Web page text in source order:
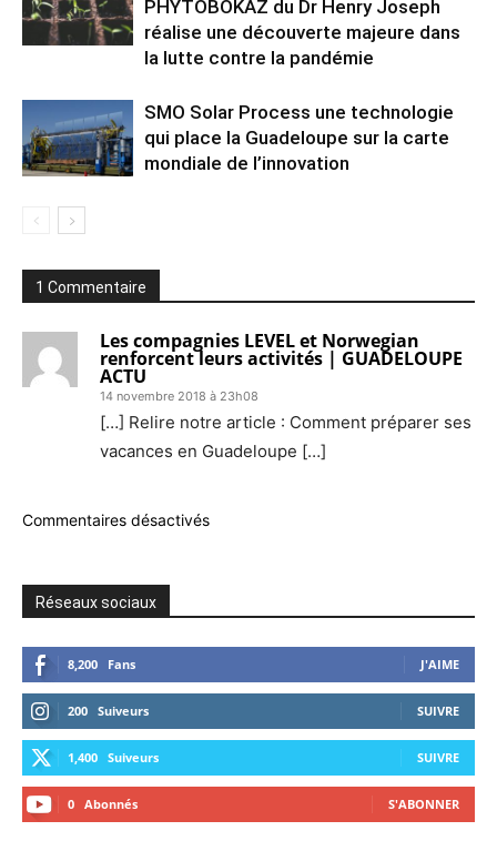
PHYTOBOKAZ du Dr Henry Joseph
réalise une découverte majeure dans
la lutte contre la pandémie
SMO Solar Process une technologie
qui place la Guadeloupe sur la carte
mondiale de l’innovation
1 Commentaire
Les compagnies LEVEL et Norwegian
renforcent leurs activités | GUADELOUPE
ACTU
14 novembre 2018 à 23h08
[…] Relire notre article : Comment préparer ses
vacances en Guadeloupe […]
Commentaires désactivés
Réseaux sociaux
8,200 Fans J'AIME
200 Suiveurs SUIVRE
1,400 Suiveurs SUIVRE
0 Abonnés S'ABONNER